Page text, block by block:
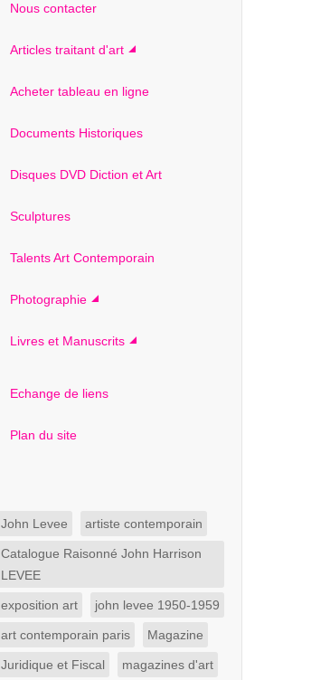
Nous contacter
Articles traitant d'art
Acheter tableau en ligne
Documents Historiques
Disques DVD Diction et Art
Sculptures
Talents Art Contemporain
Photographie
Livres et Manuscrits
Echange de liens
Plan du site
John Levee artiste contemporain
Catalogue Raisonné John Harrison
LEVEE
exposition art john levee 1950-1959
art contemporain paris Magazine
Juridique et Fiscal magazines d'art